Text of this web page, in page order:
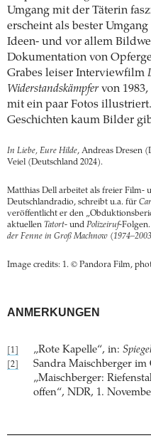
Umgang mit der Täterin
erscheint als bester
Ideen- und vor allem
Dokumentation von
Grabes leiser Interviewfilm
Widerstandskämpfer von
mit ein paar Fotos
Geschichten kaum Bilder
In Liebe, Eure Hilde, Andreas Dresen
Veiel (Deutschland 2024).
Matthias Dell arbeitet als freier
Deutschlandradio, schreibt u.a. für
veröffentlicht er den
aktuellen Tatort- und Polizeiruf-
der Fenne in Groß Machnow
Image credits: 1. © Pandora Film,
ANMERKUNGEN
[1] „Rote Kapelle“, in:
[2]
Sandra Maischberger
„Maischberger:
offen“, NDR, 1.